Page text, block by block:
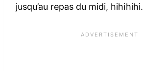
jusqu’au repas du midi, hihihihi.